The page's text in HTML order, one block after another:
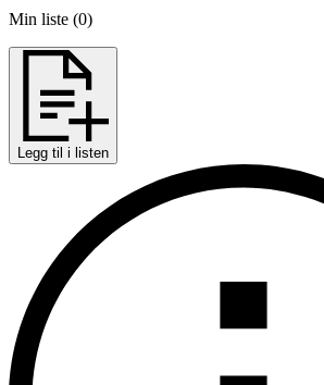
Min liste (0)
Legg til i listen